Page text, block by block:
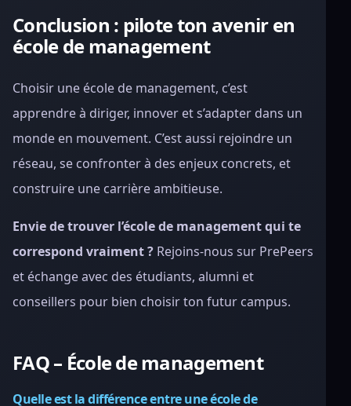
Conclusion : pilote ton avenir en
école de management
Choisir une école de management, c’est
apprendre à diriger, innover et s’adapter dans un
monde en mouvement. C’est aussi rejoindre un
réseau, se confronter à des enjeux concrets, et
construire une carrière ambitieuse.
Envie de trouver l’école de management qui te
correspond vraiment ? Rejoins-nous sur PrePeers
et échange avec des étudiants, alumni et
conseillers pour bien choisir ton futur campus.
FAQ – École de management
Quelle est la différence entre une école de